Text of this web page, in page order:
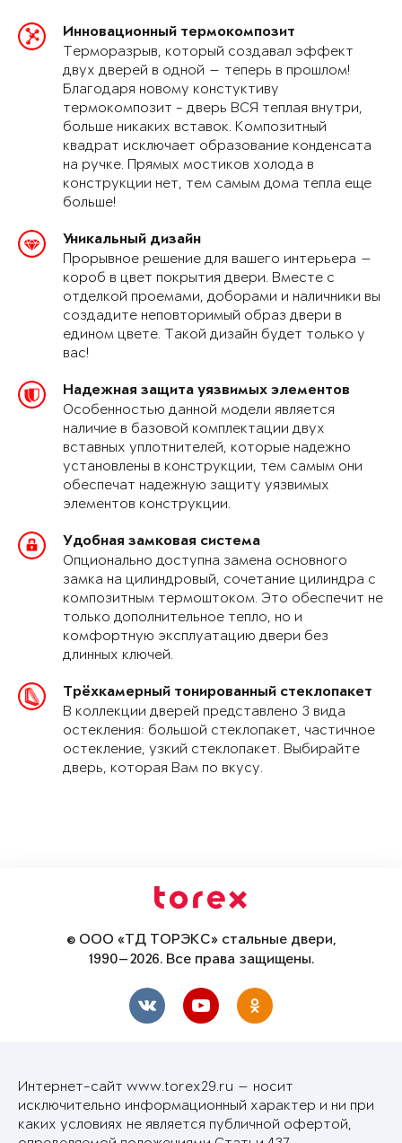
Инновационный термокомпозит
Терморазрыв, который создавал эффект
двух дверей в одной — теперь в прошлом!
Благодаря новому констуктиву
термокомпозит - дверь ВСЯ теплая внутри,
больше никаких вставок. Композитный
квадрат исключает образование конденсата
на ручке. Прямых мостиков холода в
конструкции нет, тем самым дома тепла еще
больше!
Уникальный дизайн
Прорывное решение для вашего интерьера —
короб в цвет покрытия двери. Вместе с
отделкой проемами, доборами и наличники вы
создадите неповторимый образ двери в
едином цвете. Такой дизайн будет только у
вас!
Надежная защита уязвимых элементов
Особенностью данной модели является
наличие в базовой комплектации двух
вставных уплотнителей, которые надежно
установлены в конструкции, тем самым они
обеспечат надежную защиту уязвимых
элементов конструкции.
Удобная замковая система
Опционально доступна замена основного
замка на цилиндровый, сочетание цилиндра с
композитным термоштоком. Это обеспечит не
только дополнительное тепло, но и
комфортную эксплуатацию двери без
длинных ключей.
Трёхкамерный тонированный стеклопакет
В коллекции дверей представлено 3 вида
остекления: большой стеклопакет, частичное
остекление, узкий стеклопакет. Выбирайте
дверь, которая Вам по вкусу.
© ООО «ТД ТОРЭКС» стальные двери,
1990—2026. Все права защищены.
Интернет-сайт www.torex29.ru — носит
исключительно информационный характер и ни при
каких условиях не является публичной офертой,